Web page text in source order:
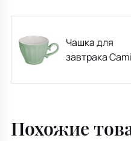
Чашка для
завтрака
Похожие